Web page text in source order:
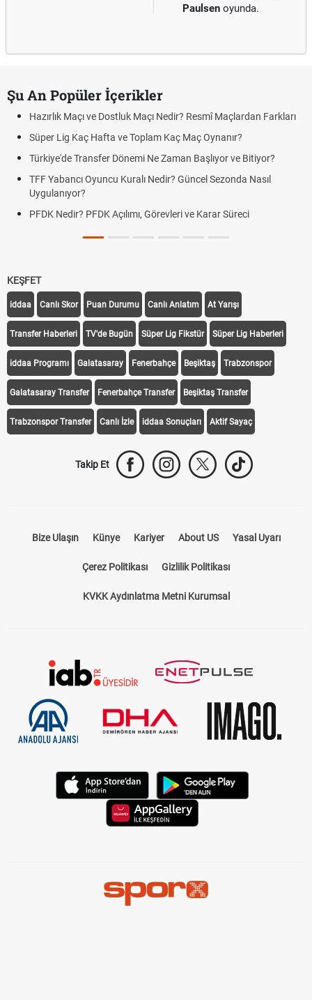
Paulsen oyunda.
Şu An Popüler İçerikler
Hazırlık Maçı ve Dostluk Maçı Nedir? Resmî Maçlardan Farkları
Süper Lig Kaç Hafta ve Toplam Kaç Maç Oynanır?
Türkiye'de Transfer Dönemi Ne Zaman Başlıyor ve Bitiyor?
TFF Yabancı Oyuncu Kuralı Nedir? Güncel Sezonda Nasıl
Uygulanıyor?
PFDK Nedir? PFDK Açılımı, Görevleri ve Karar Süreci
KEŞFET
iddaa Canlı Skor Puan Durumu Canlı Anlatım At Yarışı
Transfer Haberleri TV'de Bugün Süper Lig Fikstür Süper Lig Haberleri
iddaa Programı Galatasaray Fenerbahçe Beşiktaş Trabzonspor
Galatasaray Transfer Fenerbahçe Transfer Beşiktaş Transfer
Trabzonspor Transfer Canlı İzle iddaa Sonuçları Aktif Sayaç
Takip Et
Bize Ulaşın Künye Kariyer About US Yasal Uyarı
Çerez Politikası Gizlilik Politikası
KVKK Aydınlatma Metni Kurumsal